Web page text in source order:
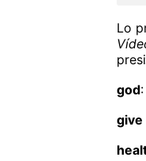
Lo
god
give